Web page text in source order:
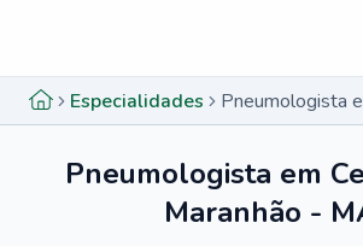
Especialidades
Pneumologista em
Maranhão -